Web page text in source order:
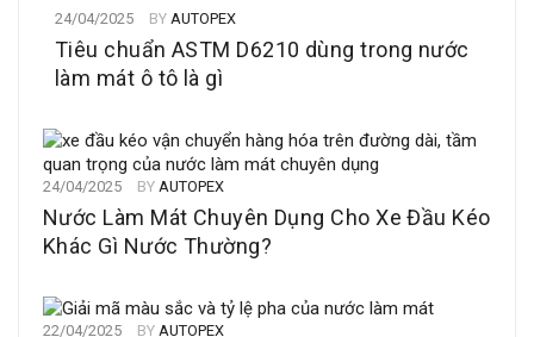
24/04/2025 BY AUTOPEX
Tiêu chuẩn ASTM D6210 dùng trong nước
làm mát ô tô là gì
24/04/2025 BY AUTOPEX
Nước Làm Mát Chuyên Dụng Cho Xe Đầu Kéo
Khác Gì Nước Thường?
22/04/2025 BY AUTOPEX